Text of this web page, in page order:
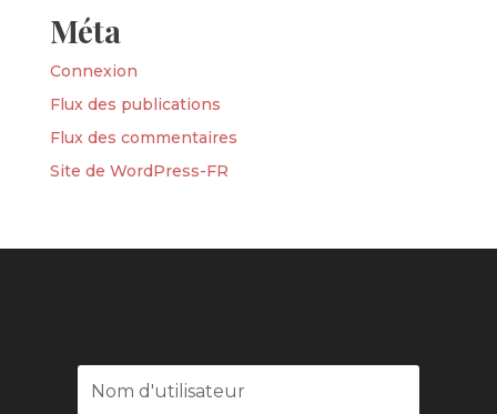
Méta
Connexion
Flux des publications
Flux des commentaires
Site de WordPress-FR